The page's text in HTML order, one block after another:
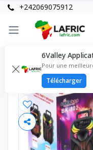
+242069075912
6Valley
Pour une
Télécharger